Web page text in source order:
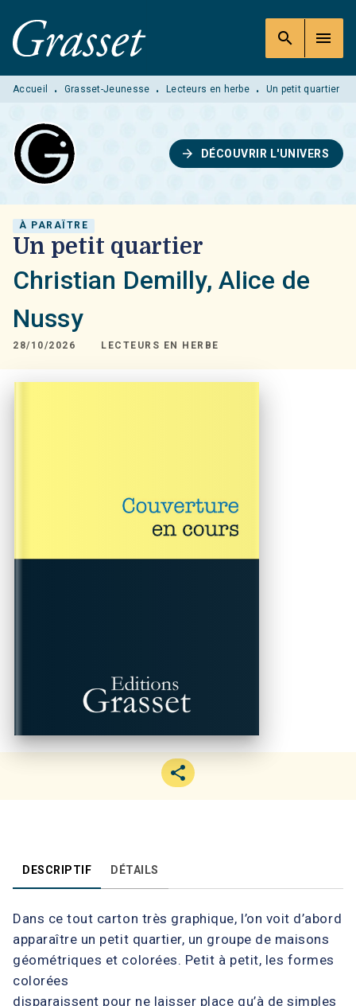
MENU RECHERCHE
PIED DE PAGE
search menu
Accueil • Grasset-Jeunesse • Lecteurs en herbe • Un petit quartier
arrow_forward DÉCOUVRIR L'UNIVERS
À PARAÎTRE
Un petit quartier
Christian Demilly, Alice de
Nussy
28/10/2026 LECTEURS EN HERBE
DESCRIPTIF DÉTAILS
Dans ce tout carton très graphique, l’on voit d’abord
apparaître un petit quartier, un groupe de maisons
géométriques et colorées. Petit à petit, les formes
colorées
disparaissent pour ne laisser place qu’à de simples